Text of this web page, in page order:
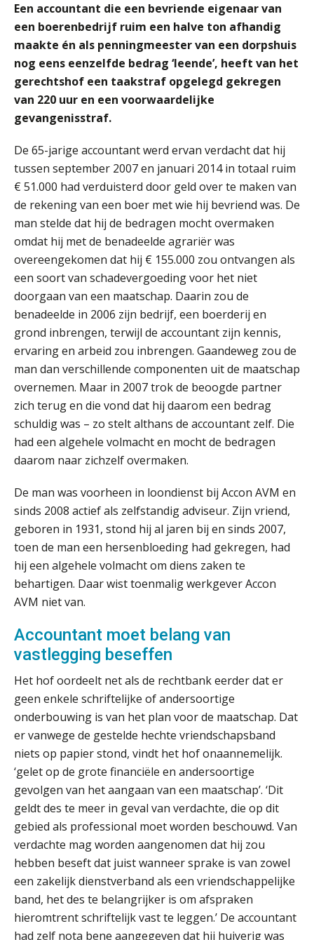
Een accountant die een bevriende eigenaar van
een boerenbedrijf ruim een halve ton afhandig
maakte én als penningmeester van een dorpshuis
nog eens eenzelfde bedrag ‘leende’, heeft van het
gerechtshof een taakstraf opgelegd gekregen
van 220 uur en een voorwaardelijke
gevangenisstraf.
De 65-jarige accountant werd ervan verdacht dat hij
tussen september 2007 en januari 2014 in totaal ruim
€ 51.000 had verduisterd door geld over te maken van
de rekening van een boer met wie hij bevriend was. De
man stelde dat hij de bedragen mocht overmaken
omdat hij met de benadeelde agrariër was
overeengekomen dat hij € 155.000 zou ontvangen als
een soort van schadevergoeding voor het niet
doorgaan van een maatschap. Daarin zou de
benadeelde in 2006 zijn bedrijf, een boerderij en
grond inbrengen, terwijl de accountant zijn kennis,
ervaring en arbeid zou inbrengen. Gaandeweg zou de
man dan verschillende componenten uit de maatschap
overnemen. Maar in 2007 trok de beoogde partner
zich terug en die vond dat hij daarom een bedrag
schuldig was – zo stelt althans de accountant zelf. Die
had een algehele volmacht en mocht de bedragen
daarom naar zichzelf overmaken.
De man was voorheen in loondienst bij Accon AVM en
sinds 2008 actief als zelfstandig adviseur. Zijn vriend,
geboren in 1931, stond hij al jaren bij en sinds 2007,
toen de man een hersenbloeding had gekregen, had
hij een algehele volmacht om diens zaken te
behartigen. Daar wist toenmalig werkgever Accon
AVM niet van.
Accountant moet belang van
vastlegging beseffen
Het hof oordeelt net als de rechtbank eerder dat er
geen enkele schriftelijke of andersoortige
onderbouwing is van het plan voor de maatschap. Dat
er vanwege de gestelde hechte vriendschapsband
niets op papier stond, vindt het hof onaannemelijk.
‘gelet op de grote financiële en andersoortige
gevolgen van het aangaan van een maatschap’. ‘Dit
geldt des te meer in geval van verdachte, die op dit
gebied als professional moet worden beschouwd. Van
verdachte mag worden aangenomen dat hij zou
hebben beseft dat juist wanneer sprake is van zowel
een zakelijk dienstverband als een vriendschappelijke
band, het des te belangrijker is om afspraken
hieromtrent schriftelijk vast te leggen.’ De accountant
had zelf nota bene aangegeven dat hij huiverig was
ICT & AI | “Slim automatiseren begint
bij gedrag”
Private equity in accountancy: drie
veranderen
ICT & AI | “Wie bewust kiest, kiest
voor toekomstbestendigheid”
ICT & AI | Waarom inzicht nog geen
advies is
Dashboard voor
administratiekantoren: al je klanten in
De vijf grootste uitdagingen in
Yousri Mandour: “Verandering begint
waar het schuurt”
Waarom het huidige verdienmodel
van accountants verleden tijd is
Wie is de eerste? De AI-revolutie
Hoe snellere straatjes het zicht op
datakwaliteit vertroebelen